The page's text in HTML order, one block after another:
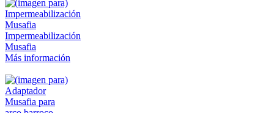
Impermeabilización
Musafia
Más información